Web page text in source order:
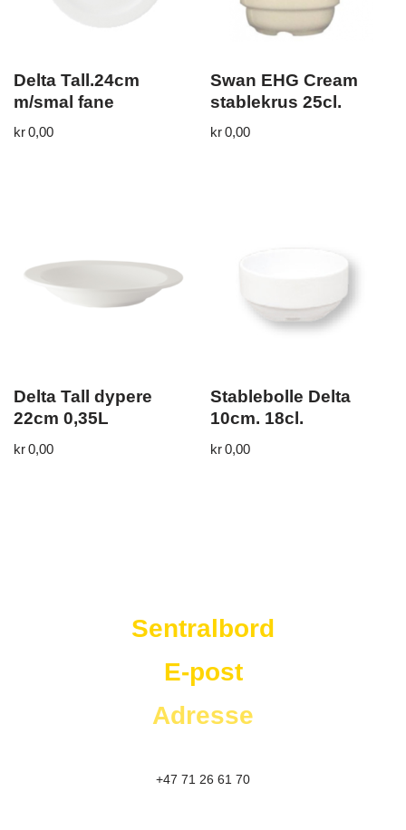
Delta Tall.24cm
m/smal fane
kr0,00
Swan EHG Cream
stablekrus 25cl.
kr0,00
Delta Tall dypere
22cm 0,35L
kr0,00
Stablebolle Delta
10cm. 18cl.
kr0,00
Sentralbord
E-post
Adresse
+47 71 26 61 70